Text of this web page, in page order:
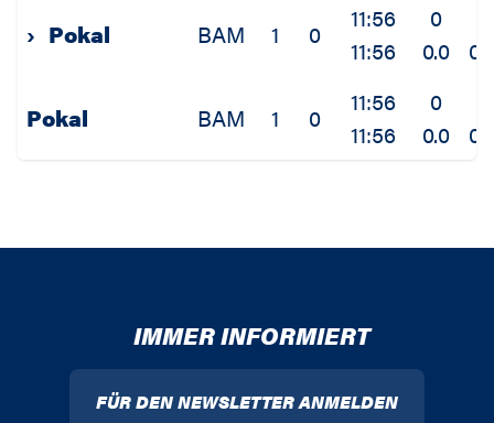
› Pokal BAM 1 0
11:56
11:56
0
0.0
Pokal BAM 1 0
11:56
11:56
0
0.0
IMMER INFORMIERT
FÜR DEN NEWSLETTER ANMELDEN